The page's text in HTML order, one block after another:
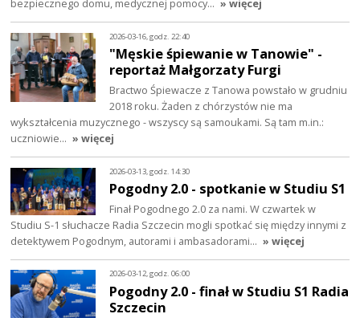
bezpiecznego domu, medycznej pomocy… » więcej
2026-03-16, godz. 22:40
"Męskie śpiewanie w Tanowie" -
reportaż Małgorzaty Furgi
Bractwo Śpiewacze z Tanowa powstało w grudniu
2018 roku. Żaden z chórzystów nie ma
wykształcenia muzycznego - wszyscy są samoukami. Są tam m.in.:
uczniowie… » więcej
2026-03-13, godz. 14:30
Pogodny 2.0 - spotkanie w Studiu S1
Finał Pogodnego 2.0 za nami. W czwartek w
Studiu S-1 słuchacze Radia Szczecin mogli spotkać się między innymi z
detektywem Pogodnym, autorami i ambasadorami… » więcej
2026-03-12, godz. 06:00
Pogodny 2.0 - finał w Studiu S1 Radia
Szczecin